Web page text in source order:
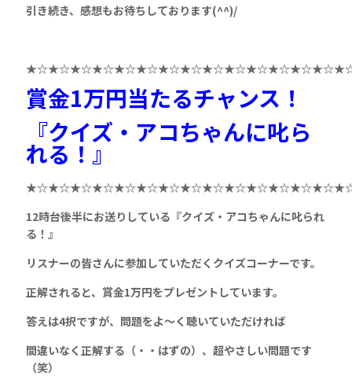
引き続き、感想もお待ちしております(^^)/
賞金1万円当たるチャンス！
『クイズ・アコちゃんに叱ら
れる！』
12時台後半にお送りしている『クイズ・アコちゃんに叱られ
る！』
リスナーの皆さんに参加していただくクイズコーナーです。
正解されると、賞金1万円をプレゼントしています。
答えは4択ですが、問題をよ～く聴いていただければ
間違いなく正解する（・・はずの）、超やさしい問題です
（笑）